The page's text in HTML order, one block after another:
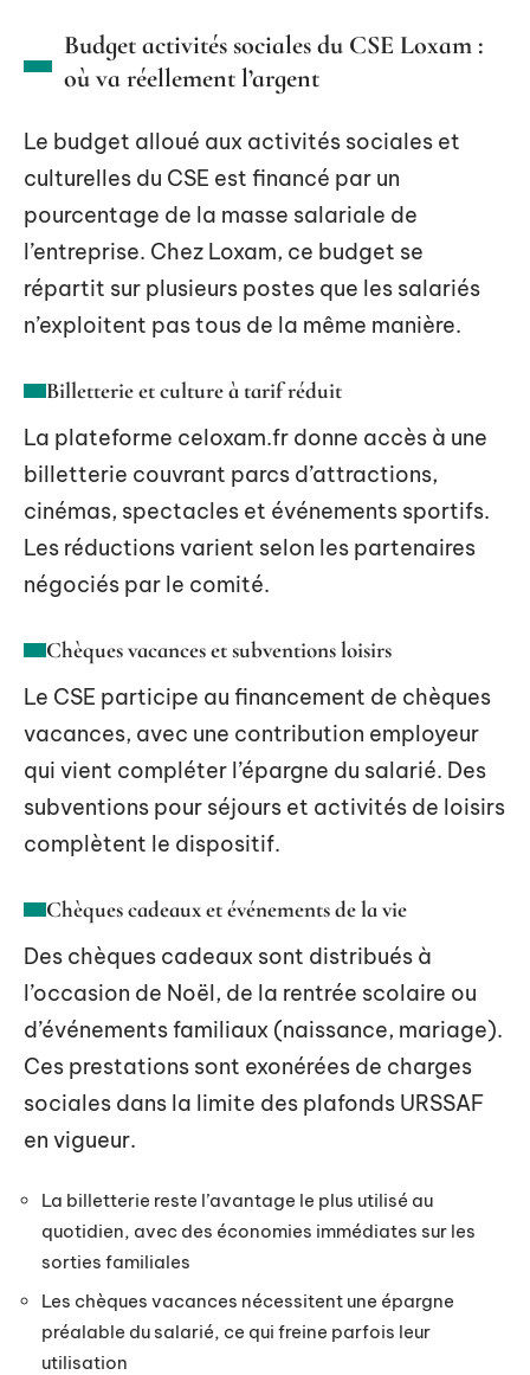
Budget activités sociales du CSE Loxam :
où va réellement l’argent
Le budget alloué aux activités sociales et
culturelles du CSE est financé par un
pourcentage de la masse salariale de
l’entreprise. Chez Loxam, ce budget se
répartit sur plusieurs postes que les salariés
n’exploitent pas tous de la même manière.
Billetterie et culture à tarif réduit
La plateforme celoxam.fr donne accès à une
billetterie couvrant parcs d’attractions,
cinémas, spectacles et événements sportifs.
Les réductions varient selon les partenaires
négociés par le comité.
Chèques vacances et subventions loisirs
Le CSE participe au financement de chèques
vacances, avec une contribution employeur
qui vient compléter l’épargne du salarié. Des
subventions pour séjours et activités de loisirs
complètent le dispositif.
Chèques cadeaux et événements de la vie
Des chèques cadeaux sont distribués à
l’occasion de Noël, de la rentrée scolaire ou
d’événements familiaux (naissance, mariage).
Ces prestations sont exonérées de charges
sociales dans la limite des plafonds URSSAF
en vigueur.
La billetterie reste l’avantage le plus utilisé au
quotidien, avec des économies immédiates sur les
sorties familiales
Les chèques vacances nécessitent une épargne
préalable du salarié, ce qui freine parfois leur
utilisation